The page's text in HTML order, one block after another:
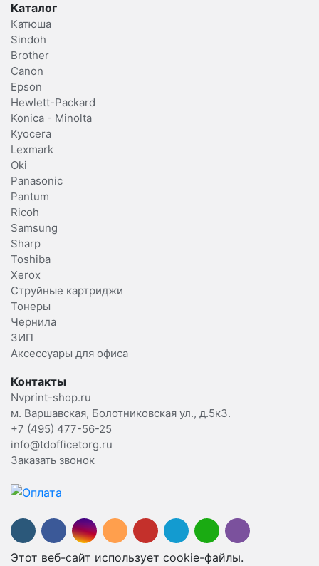
Каталог
Катюша
Sindoh
Brother
Canon
Epson
Hewlett-Packard
Konica - Minolta
Kyocera
Lexmark
Oki
Panasonic
Pantum
Ricoh
Samsung
Sharp
Toshiba
Xerox
Струйные картриджи
Тонеры
Чернила
ЗИП
Аксессуары для офиса
Контакты
Nvprint-shop.ru
м. Варшавская, Болотниковская ул., д.5к3.
+7 (495) 477-56-25
info@tdofficetorg.ru
Заказать звонок
Этот веб-сайт использует cookie-файлы.